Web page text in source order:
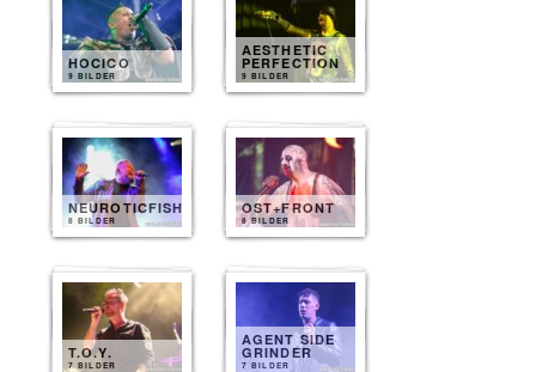
HOCICO
9 BILDER
AESTHETIC
PERFECTION
9 BILDER
NEUROTICFISH
8 BILDER
OST+FRONT
8 BILDER
T.O.Y.
7 BILDER
AGENT SIDE
GRINDER
7 BILDER